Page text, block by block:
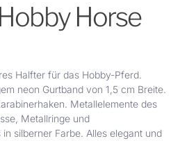
Horse
Halfter für das Hobby-Pferd.
neon Gurtband von 1,5 cm Breite.
Metallelemente des
Metallringe und
silberner Farbe. Alles elegant und